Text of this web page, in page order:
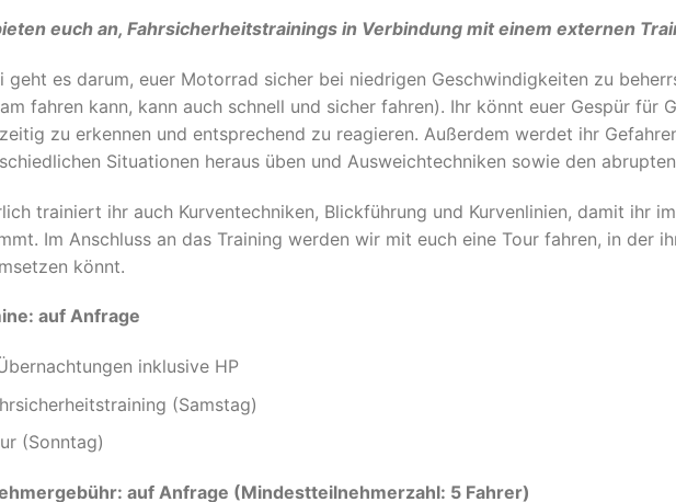
euch an, Fahrsicherheitstrainings in Verbindung mit einem externen
geht es darum, euer Motorrad sicher bei niedrigen Geschwindigkeiten zu
fahren kann, kann auch schnell und sicher fahren). Ihr könnt euer Gespür für
zu erkennen und entsprechend zu reagieren. Außerdem werdet ihr
Situationen heraus üben und Ausweichtechniken sowie den
trainiert ihr auch Kurventechniken, Blickführung und Kurvenlinien, damit ihr
Im Anschluss an das Training werden wir mit euch eine Tour fahren, in der
könnt.
auf Anfrage
inklusive HP
(Samstag)
(Sonntag)
auf Anfrage (Mindestteilnehmerzahl: 5 Fahrer)